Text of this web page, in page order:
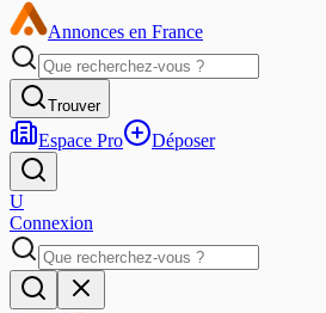
Annonces en France
Trouver
Espace Pro Déposer
U
Connexion